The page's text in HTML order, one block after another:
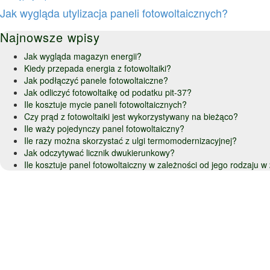
Jak wygląda utylizacja paneli fotowoltaicznych?
Najnowsze wpisy
Jak wygląda magazyn energii?
Kiedy przepada energia z fotowoltaiki?
Jak podłączyć panele fotowoltaiczne?
Jak odliczyć fotowoltaikę od podatku pit-37?
Ile kosztuje mycie paneli fotowoltaicznych?
Czy prąd z fotowoltaiki jest wykorzystywany na bieżąco?
Ile waży pojedynczy panel fotowoltaiczny?
Ile razy można skorzystać z ulgi termomodernizacyjnej?
Jak odczytywać licznik dwukierunkowy?
Ile kosztuje panel fotowoltaiczny w zależności od jego rodzaju w